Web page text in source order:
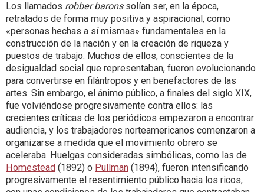
Los llamados robber baronssolían ser, en la época,
retratados de forma muy positiva y aspiracional, como
«personas hechas a sí mismas» fundamentales en la
construcción de la nación y en la creación de riqueza y
puestos de trabajo. Muchos de ellos, conscientes de la
desigualdad social que representaban, fueron evolucionando
para convertirse en filántropos y en benefactores de las
artes. Sin embargo, el ánimo público, a finales del siglo XIX,
fue volviéndose progresivamente contra ellos: las
crecientes críticas de los periódicos empezaron a encontrar
audiencia, y los trabajadores norteamericanos comenzaron a
organizarse a medida que el movimiento obrero se
aceleraba. Huelgas consideradas simbólicas, como las de
Homestead (1892) o Pullman (1894), fueron intensificando
progresivamente el resentimiento público hacia los ricos,